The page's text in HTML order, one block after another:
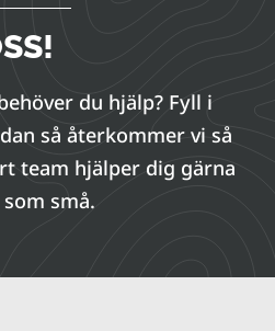
du hjälp? Fyll i
så återkommer vi så
team hjälper dig gärna
små.